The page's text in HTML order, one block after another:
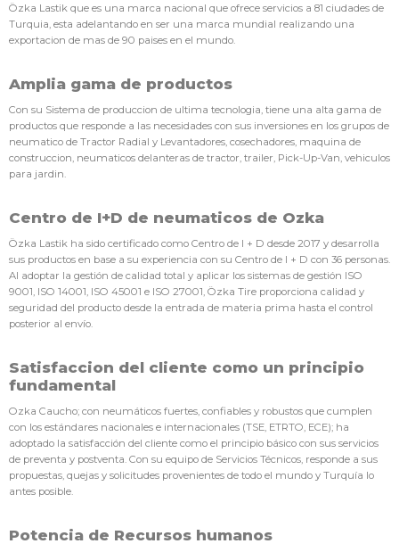
Özka Lastik que es una marca nacional que ofrece servicios a 81 ciudades de
Turquia, esta adelantando en ser una marca mundial realizando una
exportacion de mas de 90 paises en el mundo.
Amplia gama de productos
Con su Sistema de produccion de ultima tecnologia, tiene una alta gama de
productos que responde a las necesidades con sus inversiones en los grupos de
neumatico de Tractor Radial y Levantadores, cosechadores, maquina de
construccion, neumaticos delanteras de tractor, trailer, Pick-Up-Van, vehiculos
para jardin.
Centro de I+D de neumaticos de Ozka
Özka Lastik ha sido certificado como Centro de I + D desde 2017 y desarrolla
sus productos en base a su experiencia con su Centro de I + D con 36 personas.
Al adoptar la gestión de calidad total y aplicar los sistemas de gestión ISO
9001, ISO 14001, ISO 45001 e ISO 27001, Özka Tire proporciona calidad y
seguridad del producto desde la entrada de materia prima hasta el control
posterior al envío.
Satisfaccion del cliente como un principio
fundamental
Ozka Caucho; con neumáticos fuertes, confiables y robustos que cumplen
con los estándares nacionales e internacionales (TSE, ETRTO, ECE); ha
adoptado la satisfacción del cliente como el principio básico con sus servicios
de preventa y postventa. Con su equipo de Servicios Técnicos, responde a sus
propuestas, quejas y solicitudes provenientes de todo el mundo y Turquía lo
antes posible.
Potencia de Recursos humanos